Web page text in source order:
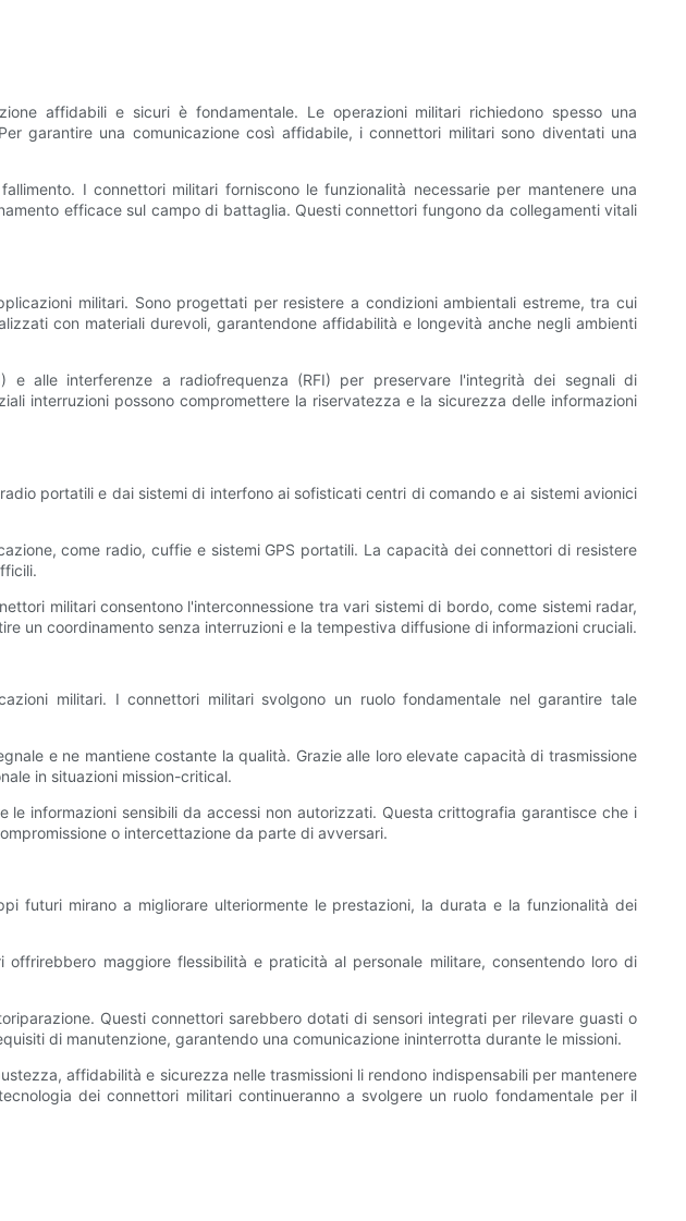
affidabili e sicuri è fondamentale. Le operazioni militari richiedono spesso una
garantire una comunicazione così affidabile, i connettori militari sono diventati una
I connettori militari forniscono le funzionalità necessarie per mantenere una
efficace sul campo di battaglia. Questi connettori fungono da collegamenti vitali
militari. Sono progettati per resistere a condizioni ambientali estreme, tra cui
con materiali durevoli, garantendone affidabilità e longevità anche negli ambienti
e alle interferenze a radiofrequenza (RFI) per preservare l'integrità dei segnali di
interruzioni possono compromettere la riservatezza e la sicurezza delle informazioni
portatili e dai sistemi di interfono ai sofisticati centri di comando e ai sistemi avionici
come radio, cuffie e sistemi GPS portatili. La capacità dei connettori di resistere
militari consentono l'interconnessione tra vari sistemi di bordo, come sistemi radar,
un coordinamento senza interruzioni e la tempestiva diffusione di informazioni cruciali.
militari. I connettori militari svolgono un ruolo fondamentale nel garantire tale
e ne mantiene costante la qualità. Grazie alle loro elevate capacità di trasmissione
in situazioni mission-critical.
informazioni sensibili da accessi non autorizzati. Questa crittografia garantisce che i
o intercettazione da parte di avversari.
futuri mirano a migliorare ulteriormente le prestazioni, la durata e la funzionalità dei
maggiore flessibilità e praticità al personale militare, consentendo loro di
Questi connettori sarebbero dotati di sensori integrati per rilevare guasti o
di manutenzione, garantendo una comunicazione ininterrotta durante le missioni.
affidabilità e sicurezza nelle trasmissioni li rendono indispensabili per mantenere
dei connettori militari continueranno a svolgere un ruolo fondamentale per il